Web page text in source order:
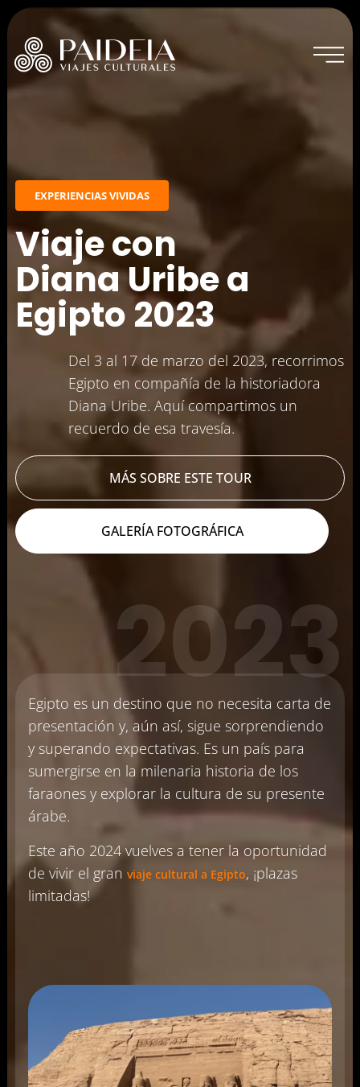
Experiencias actuales
Experiencias vividas
Sobre Paideia
Blog
Podcast
Contacto
+57 305 200 2795
aviso legal
política de privacidad
política de cookies
EXPERIENCIAS VIVIDAS
Viaje con
Diana Uribe a
Egipto 2023
Del 3 al 17 de marzo del 2023, recorrimos
Egipto en compañía de la historiadora
Diana Uribe. Aquí compartimos un
recuerdo de esa travesía.
MÁS SOBRE ESTE TOUR
GALERÍA FOTOGRÁFICA
2023
Egipto es un destino que no necesita carta de
presentación y, aún así, sigue sorprendiendo
y superando expectativas. Es un país para
sumergirse en la milenaria historia de los
faraones y explorar la cultura de su presente
árabe.
Este año 2024 vuelves a tener la oportunidad
de vivir el gran viaje cultural a Egipto, ¡plazas
limitadas!